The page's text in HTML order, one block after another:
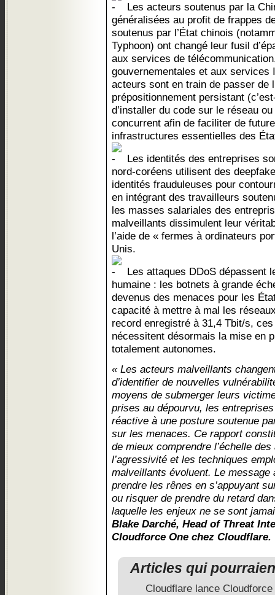
Les acteurs soutenus par la
généralisées au profit de frappes
soutenus par l’État chinois
Typhoon) ont changé leur fusil
aux services de
gouvernementales et aux services
acteurs sont en train de passer de
prépositionnement persistant
d’installer du code sur le réseau
concurrent afin de faciliter de
infrastructures essentielles des
Les identités des entreprises
nord-coréens utilisent des
identités frauduleuses pour
en intégrant des travailleurs
les masses salariales des
malveillants dissimulent leur
l’aide de « fermes à ordinateurs
Unis.
Les attaques DDoS dépassent
humaine : les botnets à grande
devenus des menaces pour les
capacité à mettre à mal les
record enregistré à 31,4 Tbit/s,
nécessitent désormais la mise en
totalement autonomes.
« Les acteurs malveillants
d’identifier de nouvelles
moyens de submerger leurs
prises au dépourvu, les
réactive à une posture soutenue
sur les menaces. Ce rapport
de mieux comprendre l’échelle
l’agressivité et les techniques
malveillants évoluent. Le
prendre les rênes en s’appuyant
ou risquer de prendre du retard
laquelle les enjeux ne se sont
Blake Darché, Head of Threat
Cloudforce One chez Cloudflare.
Articles qui
Cloudflare lance Cloudforce